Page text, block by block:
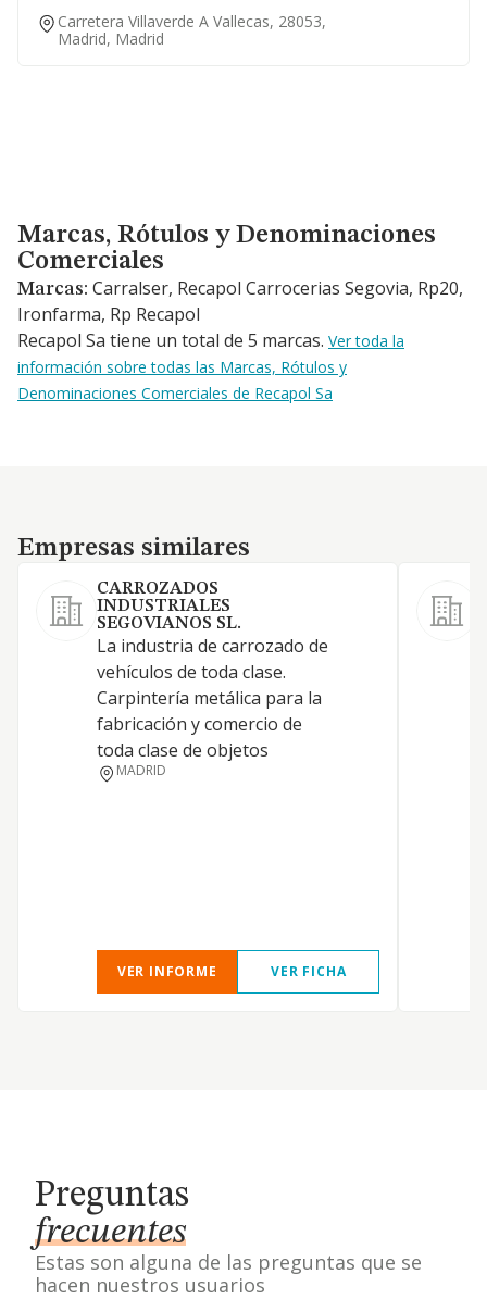
Carretera Villaverde A Vallecas, 28053,
Madrid, Madrid
Marcas, Rótulos y Denominaciones Comerciales
Marcas, Rótulos y Denominaciones
Comerciales
Marcas: Carralser, Recapol Carrocerias Segovia, Rp20,
Ironfarma, Rp Recapol
Recapol Sa tiene un total de 5 marcas. Ver toda la
información sobre todas las Marcas, Rótulos y
Denominaciones Comerciales de Recapol Sa
Empresas similares
Empresas similares
CARROZADOS
INDUSTRIALES
SEGOVIANOS SL.
La industria de carrozado de
vehículos de toda clase.
Carpintería metálica para la
fabricación y comercio de
toda clase de objetos
MADRID
VER INFORME VER FICHA
Preguntas
frecuentes
Estas son alguna de las preguntas que se
hacen nuestros usuarios